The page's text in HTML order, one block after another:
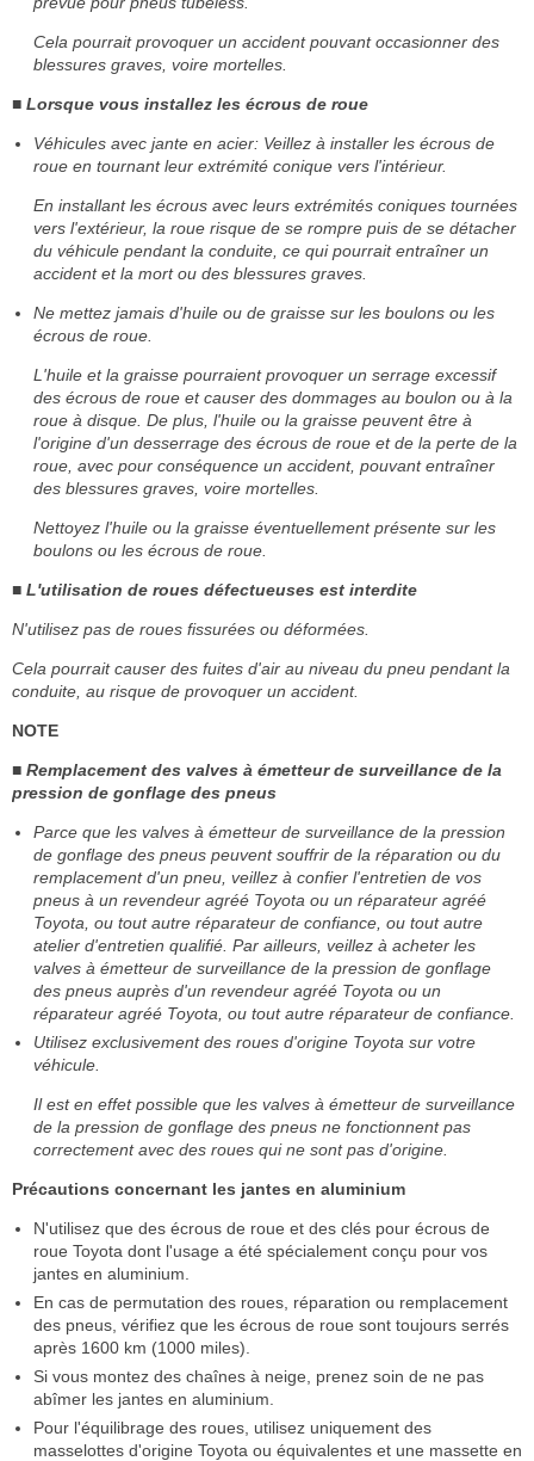
Cela pourrait provoquer un accident pouvant occasionner des
blessures graves, voire mortelles.
■ Lorsque vous installez les écrous de roue
Véhicules avec jante en acier: Veillez à installer les écrous de
roue en tournant leur extrémité conique vers l'intérieur.
En installant les écrous avec leurs extrémités coniques tournées
vers l'extérieur, la roue risque de se rompre puis de se détacher
du véhicule pendant la conduite, ce qui pourrait entraîner un
accident et la mort ou des blessures graves.
Ne mettez jamais d'huile ou de graisse sur les boulons ou les
écrous de roue.
L'huile et la graisse pourraient provoquer un serrage excessif
des écrous de roue et causer des dommages au boulon ou à la
roue à disque. De plus, l'huile ou la graisse peuvent être à
l'origine d'un desserrage des écrous de roue et de la perte de la
roue, avec pour conséquence un accident, pouvant entraîner
des blessures graves, voire mortelles.
Nettoyez l'huile ou la graisse éventuellement présente sur les
boulons ou les écrous de roue.
■ L'utilisation de roues défectueuses est interdite
N'utilisez pas de roues fissurées ou déformées.
Cela pourrait causer des fuites d'air au niveau du pneu pendant la
conduite, au risque de provoquer un accident.
NOTE
■ Remplacement des valves à émetteur de surveillance de la
pression de gonflage des pneus
Parce que les valves à émetteur de surveillance de la pression
de gonflage des pneus peuvent souffrir de la réparation ou du
remplacement d'un pneu, veillez à confier l'entretien de vos
pneus à un revendeur agréé Toyota ou un réparateur agréé
Toyota, ou tout autre réparateur de confiance, ou tout autre
atelier d'entretien qualifié. Par ailleurs, veillez à acheter les
valves à émetteur de surveillance de la pression de gonflage
des pneus auprès d'un revendeur agréé Toyota ou un
réparateur agréé Toyota, ou tout autre réparateur de confiance.
Utilisez exclusivement des roues d'origine Toyota sur votre
véhicule.
Il est en effet possible que les valves à émetteur de surveillance
de la pression de gonflage des pneus ne fonctionnent pas
correctement avec des roues qui ne sont pas d'origine.
Précautions concernant les jantes en aluminium
N'utilisez que des écrous de roue et des clés pour écrous de
roue Toyota dont l'usage a été spécialement conçu pour vos
jantes en aluminium.
En cas de permutation des roues, réparation ou remplacement
des pneus, vérifiez que les écrous de roue sont toujours serrés
après 1600 km (1000 miles).
Si vous montez des chaînes à neige, prenez soin de ne pas
abîmer les jantes en aluminium.
Pour l'équilibrage des roues, utilisez uniquement des
masselottes d'origine Toyota ou équivalentes et une massette en